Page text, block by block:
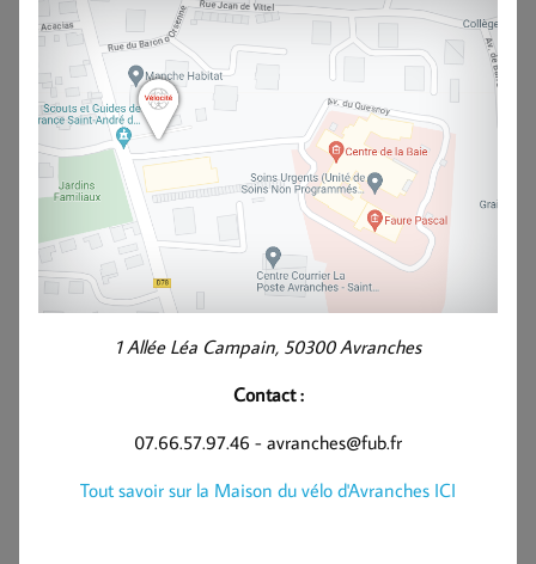
1 Allée Léa Campain, 50300 Avranches
Contact :
07.66.57.97.46 - avranches@fub.fr
Tout savoir sur la Maison du vélo d'Avranches ICI